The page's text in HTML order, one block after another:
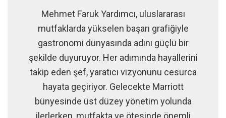
Mehmet Faruk Yardımcı, uluslararası
mutfaklarda yükselen başarı grafiğiyle
gastronomi dünyasında adını güçlü bir
şekilde duyuruyor. Her adımında hayallerini
takip eden şef, yaratıcı vizyonunu cesurca
hayata geçiriyor. Gelecekte Marriott
bünyesinde üst düzey yönetim yolunda